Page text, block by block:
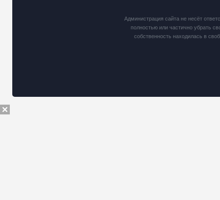
Администрация сайта не несёт
полностью или частично убрать
собственность находилась в